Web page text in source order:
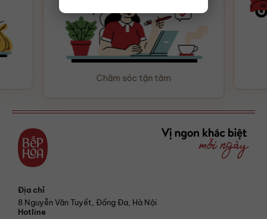
Chăm sóc tận tâm
Địa chỉ
8 Nguyễn Văn Tuyết, Đống Đa, Hà Nội
Hotline